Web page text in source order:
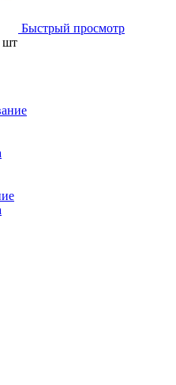
Быстрый просмотр
шт